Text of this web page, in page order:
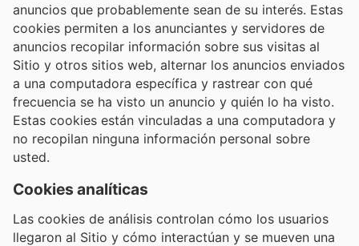
anuncios que probablemente sean de su interés. Estas
cookies permiten a los anunciantes y servidores de
anuncios recopilar información sobre sus visitas al
Sitio y otros sitios web, alternar los anuncios enviados
a una computadora específica y rastrear con qué
frecuencia se ha visto un anuncio y quién lo ha visto.
Estas cookies están vinculadas a una computadora y
no recopilan ninguna información personal sobre
usted.
Cookies analíticas
Las cookies de análisis controlan cómo los usuarios
llegaron al Sitio y cómo interactúan y se mueven una